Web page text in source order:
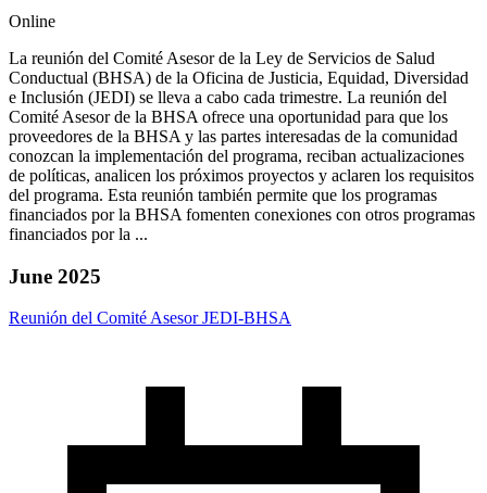
Online
La reunión del Comité Asesor de la Ley de Servicios de Salud
Conductual (BHSA) de la Oficina de Justicia, Equidad, Diversidad
e Inclusión (JEDI) se lleva a cabo cada trimestre. La reunión del
Comité Asesor de la BHSA ofrece una oportunidad para que los
proveedores de la BHSA y las partes interesadas de la comunidad
conozcan la implementación del programa, reciban actualizaciones
de políticas, analicen los próximos proyectos y aclaren los requisitos
del programa. Esta reunión también permite que los programas
financiados por la BHSA fomenten conexiones con otros programas
financiados por la ...
June 2025
Reunión del Comité Asesor JEDI-BHSA